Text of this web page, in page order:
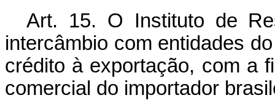
Art. 15. O Instituto de
intercâmbio com entidades
crédito à exportação, com a
comercial do importador